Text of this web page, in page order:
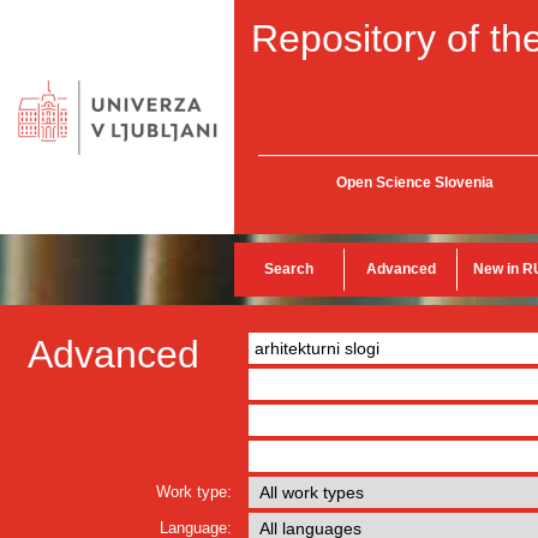
Repository of
Open Science Slovenia
Search Advanced New in
Advanced
Work type:
Language: